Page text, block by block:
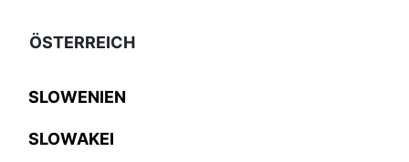
ÖSTERREICH
SLOWENIEN
SLOWAKEI